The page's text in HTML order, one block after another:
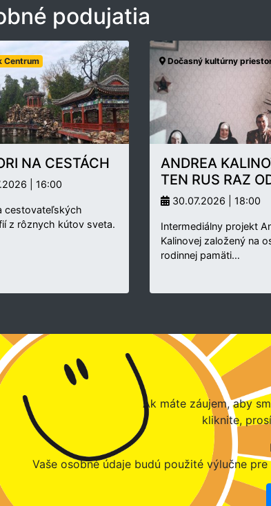
podujatia
Centrum
NA CESTÁCH
| 16:00
cestovateľských
z rôznych kútov sveta.
Dočasný kultúrny
ANDREA
TEN RUS RAZ
30.07.2026 | 18:00
Intermediálny projekt
Kalinovej založený na
rodinnej pamäti…
Ak máte záujem, aby
kliknite,
Vaše osobné údaje budú použité výlučne